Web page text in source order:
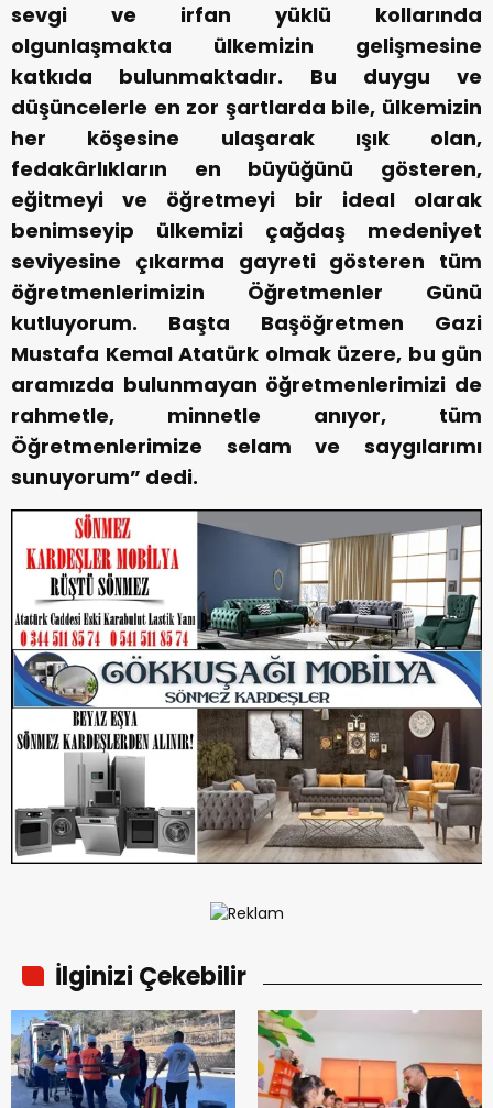
sevgi ve irfan yüklü kollarında
olgunlaşmakta ülkemizin gelişmesine
katkıda bulunmaktadır. Bu duygu ve
düşüncelerle en zor şartlarda bile, ülkemizin
her köşesine ulaşarak ışık olan,
fedakârlıkların en büyüğünü gösteren,
eğitmeyi ve öğretmeyi bir ideal olarak
benimseyip ülkemizi çağdaş medeniyet
seviyesine çıkarma gayreti gösteren tüm
öğretmenlerimizin Öğretmenler Günü
kutluyorum. Başta Başöğretmen Gazi
Mustafa Kemal Atatürk olmak üzere, bu gün
aramızda bulunmayan öğretmenlerimizi de
rahmetle, minnetle anıyor, tüm
Öğretmenlerimize selam ve saygılarımı
sunuyorum” dedi.
İlginizi Çekebilir